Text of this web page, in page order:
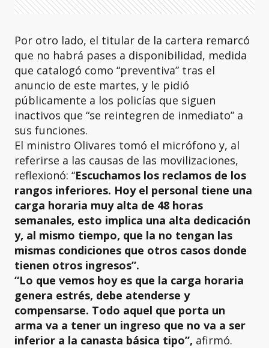
Por otro lado, el titular de la cartera remarcó
que no habrá pases a disponibilidad, medida
que catalogó como “preventiva” tras el
anuncio de este martes, y le pidió
públicamente a los policías que siguen
inactivos que “se reintegren de inmediato” a
sus funciones.
El ministro Olivares tomó el micrófono y, al
referirse a las causas de las movilizaciones,
reflexionó: “Escuchamos los reclamos de los
rangos inferiores. Hoy el personal tiene una
carga horaria muy alta de 48 horas
semanales, esto implica una alta dedicación
y, al mismo tiempo, que la no tengan las
mismas condiciones que otros casos donde
tienen otros ingresos”.
“Lo que vemos hoy es que la carga horaria
genera estrés, debe atenderse y
compensarse. Todo aquel que porta un
arma va a tener un ingreso que no va a ser
inferior a la canasta básica tipo”, afirmó.